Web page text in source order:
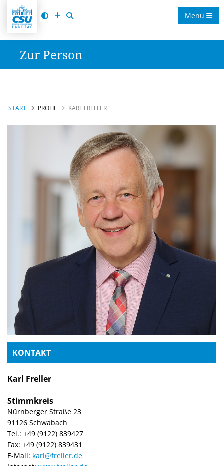
Menu
Zur Person
START PROFIL KARL FRELLER
KONTAKT
Karl Freller
Stimmkreis
Nürnberger Straße 23
91126 Schwabach
Tel.: +49 (9122) 839427
Fax: +49 (9122) 839431
E-Mail: karl@freller.de